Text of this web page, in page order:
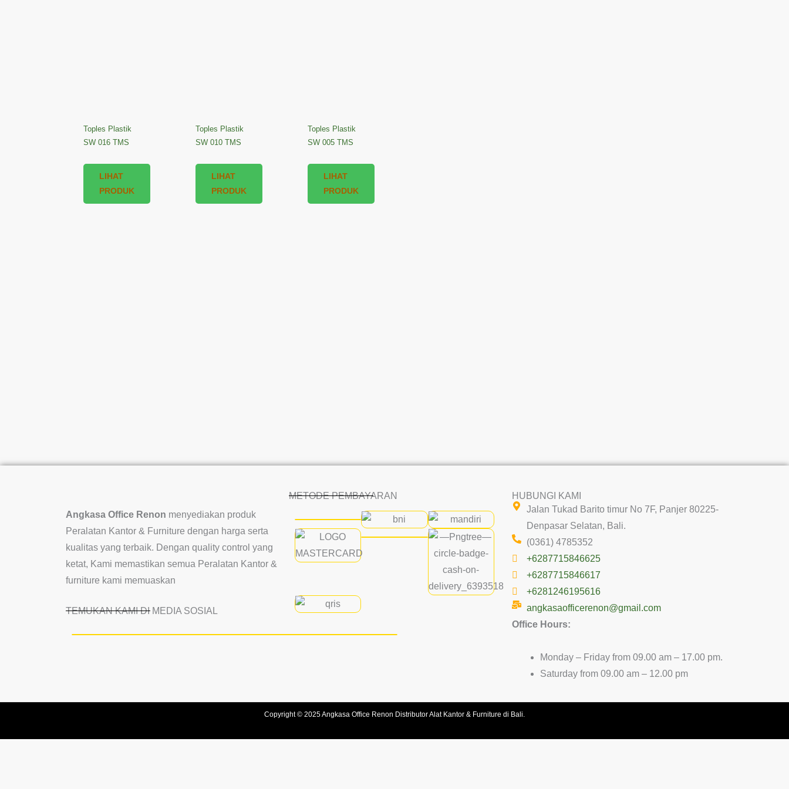
Toples Plastik
SW 016 TMS
LIHAT
PRODUK
Toples Plastik
SW 010 TMS
LIHAT
PRODUK
Toples Plastik
SW 005 TMS
LIHAT
PRODUK
Angkasa Office Renon menyediakan produk
Peralatan Kantor & Furniture dengan harga serta
kualitas yang terbaik. Dengan quality control yang
ketat, Kami memastikan semua Peralatan Kantor &
furniture kami memuaskan
TEMUKAN KAMI DI MEDIA SOSIAL
METODE PEMBAYARAN
HUBUNGI KAMI
Jalan Tukad Barito timur No 7F, Panjer 80225-
Denpasar Selatan, Bali.
(0361) 4785352
+6287715846625
+6287715846617
+6281246195616
angkasaofficerenon@gmail.com
Office Hours:
Monday – Friday from 09.00 am – 17.00 pm.
Saturday from 09.00 am – 12.00 pm
Copyright © 2025 Angkasa Office Renon Distributor Alat Kantor & Furniture di Bali.